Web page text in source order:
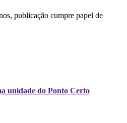
publicação cumpre papel de
unidade do Ponto Certo